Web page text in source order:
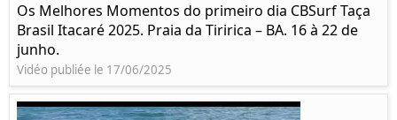
Os Melhores Momentos do primeiro dia CBSurf Taça
Brasil Itacaré 2025. Praia da Tiririca – BA. 16 à 22 de
junho.
Vidéo publiée le 17/06/2025